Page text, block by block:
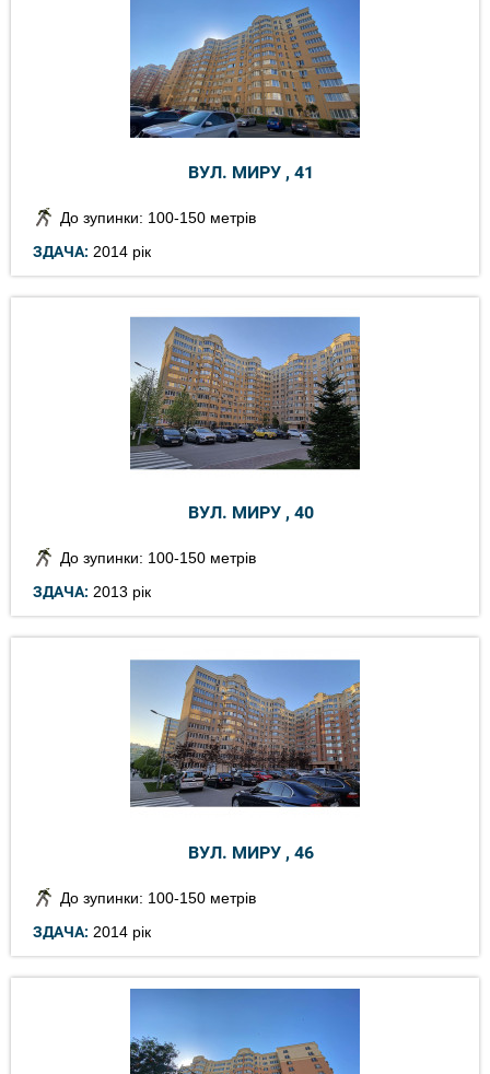
ВУЛ. МИРУ , 41
До зупинки: 100-150 метрів
ЗДАЧА: 2014 рік
ВУЛ. МИРУ , 40
До зупинки: 100-150 метрів
ЗДАЧА: 2013 рік
ВУЛ. МИРУ , 46
До зупинки: 100-150 метрів
ЗДАЧА: 2014 рік